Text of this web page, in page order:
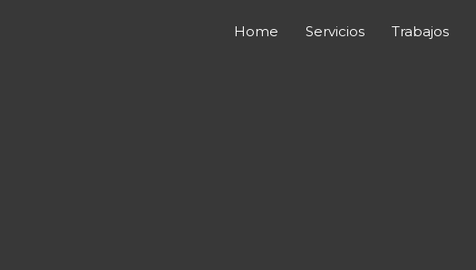
Home Servicios Trabajos